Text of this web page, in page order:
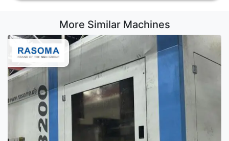
More Similar Machines